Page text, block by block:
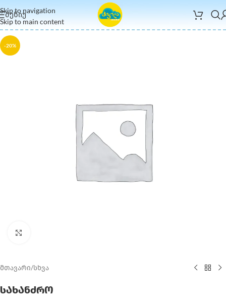
Skip to navigation
Skip to main content
ᲛᲔᲜᲘᲣ
-20%
მთავარი/სხვა
სახანძრო